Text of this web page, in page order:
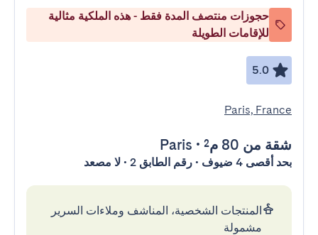
حجوزات منتصف المدة فقط - هذه الملكية مثالية
للإقامات الطويلة
5.0
Paris, France
شقة من 80 م² •
Paris
بحد أقصى 4 ضيوف • رقم الطابق 2 • لا مصعد
المنتجات الشخصية، المناشف وملاءات السرير
مشمولة